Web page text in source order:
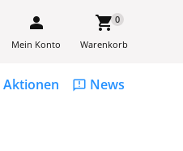
person
Mein Konto
shopping_cart0
Warenkorb
Aktionen feedback News